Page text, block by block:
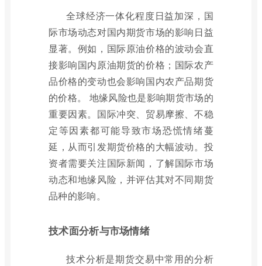
全球经济一体化程度日益加深，国
际市场动态对国内期货市场的影响日益
显著。例如，国际原油价格的波动会直
接影响国内原油期货的价格；国际农产
品价格的变动也会影响国内农产品期货
的价格。 地缘风险也是影响期货市场的
重要因素。国际冲突、贸易摩擦、不稳
定等因素都可能导致市场恐慌情绪蔓
延，从而引发期货价格的大幅波动。投
资者需要关注国际新闻，了解国际市场
动态和地缘风险，并评估其对不同期货
品种的影响。
技术面分析与市场情绪
技术分析是期货交易中常用的分析